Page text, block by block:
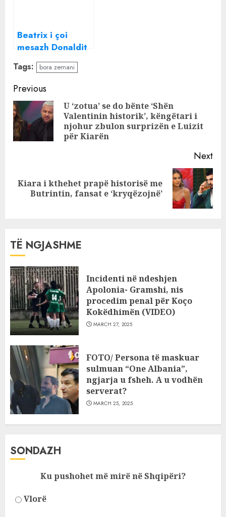
Beatrix i çoi
mesazh Donaldit
live mbrëmë, ky
ishte reagimi i
shoqes së Bora
Zemanit
Tags: bora zemani
Continue
Reading
Previous
U ‘zotua’ se do bënte ‘Shën
Valentinin historik’, këngëtari i
njohur zbulon surprizën e Luizit
për Kiarën
Next
Next
post:
Kiara i kthehet prapë historisë me
Butrintin, fansat e ‘kryqëzojnë’
TË NGJASHME
Incidenti në ndeshjen
Apolonia- Gramshi, nis
procedim penal për Koço
Kokëdhimën (VIDEO)
MARCH 27, 2025
FOTO/ Persona të maskuar
sulmuan “One Albania”,
ngjarja u fsheh. A u vodhën
serverat?
MARCH 25, 2025
SONDAZH
Ku pushohet më mirë në Shqipëri?
Vlorë